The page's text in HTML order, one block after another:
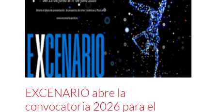
EXCENARIO abre la
convocatoria 2026 para el